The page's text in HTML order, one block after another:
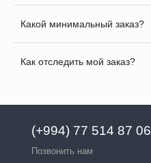
Какой минимальный заказ?
Как отследить мой заказ?
(+994) 77 514 87 06
Позвонить нам